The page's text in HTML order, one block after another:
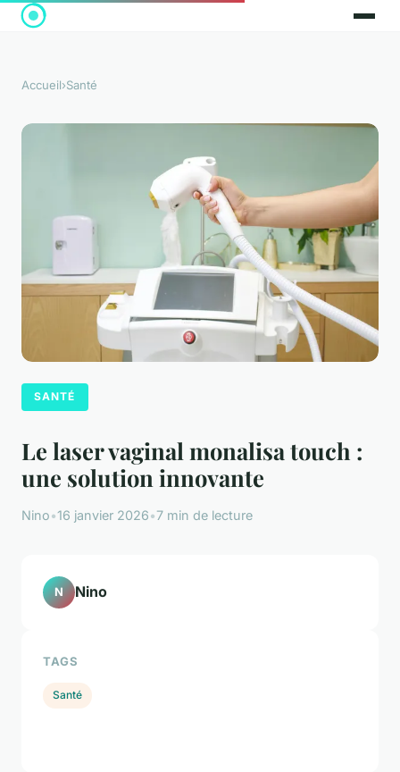
Accueil›Santé
SANTÉ
Le laser vaginal monalisa touch :
une solution innovante
Nino•16 janvier 2026•7 min de lecture
N Nino
TAGS
Santé